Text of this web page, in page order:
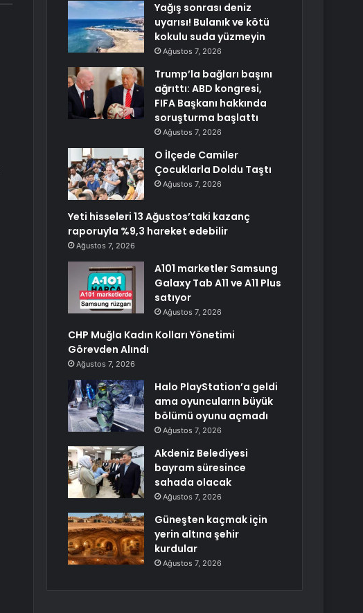
Yağış sonrası deniz
uyarısı! Bulanık ve kötü
kokulu suda yüzmeyin
Ağustos 7, 2026
Trump’la bağları başını
ağrıttı: ABD kongresi,
FIFA Başkanı hakkında
soruşturma başlattı
Ağustos 7, 2026
O İlçede Camiler
Çocuklarla Doldu Taştı
Ağustos 7, 2026
Yeti hisseleri 13 Ağustos’taki kazanç
raporuyla %9,3 hareket edebilir
Ağustos 7, 2026
A101 marketler Samsung
Galaxy Tab A11 ve A11 Plus
satıyor
Ağustos 7, 2026
CHP Muğla Kadın Kolları Yönetimi
Görevden Alındı
Ağustos 7, 2026
Halo PlayStation’a geldi
ama oyuncuların büyük
bölümü oyunu açmadı
Ağustos 7, 2026
Akdeniz Belediyesi
bayram süresince
sahada olacak
Ağustos 7, 2026
Güneşten kaçmak için
yerin altına şehir
kurdular
Ağustos 7, 2026